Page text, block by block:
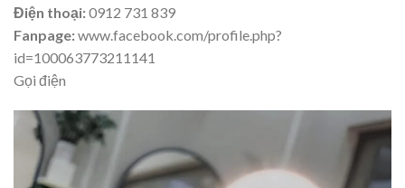
Điện thoại:0912 731 839
Fanpage:www.facebook.com/profile.php?
id=100063773211141
Gọi điện